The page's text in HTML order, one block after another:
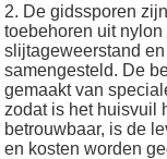
2. De gidssporen
toebehoren uit
slijtageweerstand
samengesteld. De
gemaakt van
zodat is het huisvuil
betrouwbaar, is de
en kosten worden